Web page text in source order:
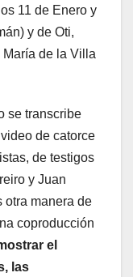
11 de Enero y
y de Oti,
María de la Villa
se transcribe
de catorce
de testigos
y Juan
otra manera de
coproducción
el
las